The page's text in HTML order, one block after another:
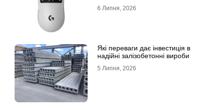
6 Липня, 2026
Які переваги дає інвестиція в
надійні залізобетонні вироби
5 Липня, 2026